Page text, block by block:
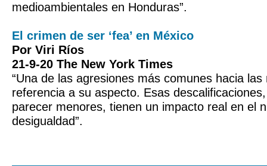
medioambientales en Honduras”.
El crimen de ser ‘fea’ en México
Por Viri Ríos
21-9-20 The New York Times
“Una de las agresiones más comunes hacia
referencia a su aspecto. Esas
parecer menores, tienen un impacto real en el
desigualdad”.